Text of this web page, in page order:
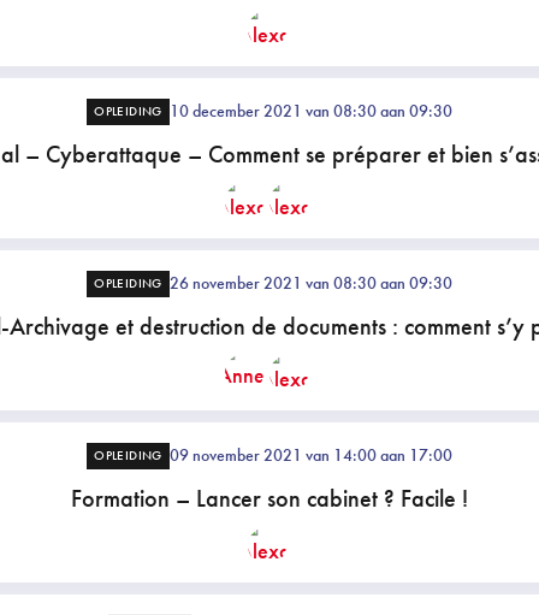
OPLEIDING 10 december 2021 van 08:30 aan 09:30
– Cyberattaque – Comment se préparer et bien
OPLEIDING 26 november 2021 van 08:30 aan 09:30
et destruction de documents : comment s’y
OPLEIDING 09 november 2021 van 14:00 aan 17:00
Formation – Lancer son cabinet ? Facile !